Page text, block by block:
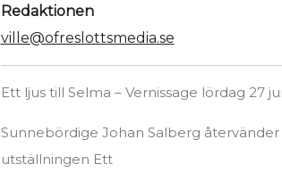
Redaktionen
ville@ofreslottsmedia.se
Ett ljus till Selma – Vernissage lördag 27
Sunnebördige Johan Salberg
utställningen Ett